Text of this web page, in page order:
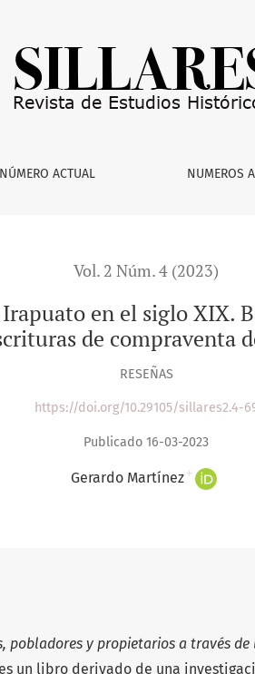
XIX. Barrios, pobladores y
NÚMERO ACTUAL NUMEROS
Vol. 2 Núm. 4 (2023)
en el siglo XIX.
de compraventa
RESEÑAS
https://doi.org/10.29105/sillares2.4-
Publicado 16-03-2023
Gerardo Martínez +
pobladores y propietarios a través de
un libro derivado de una